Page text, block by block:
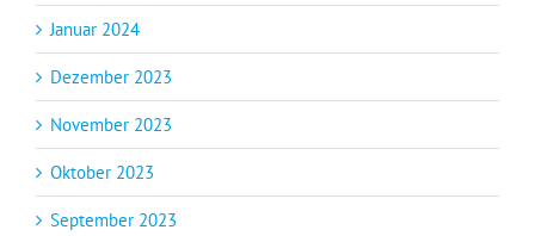
Januar 2024
Dezember 2023
November 2023
Oktober 2023
September 2023